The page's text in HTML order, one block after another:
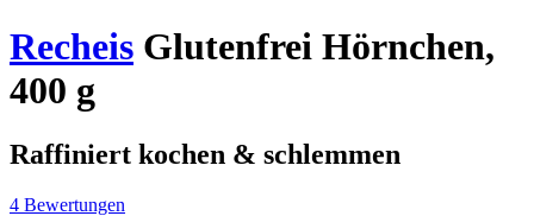
Recheis Glutenfrei Hörnchen,
400 g
Raffiniert kochen & schlemmen
4 Bewertungen